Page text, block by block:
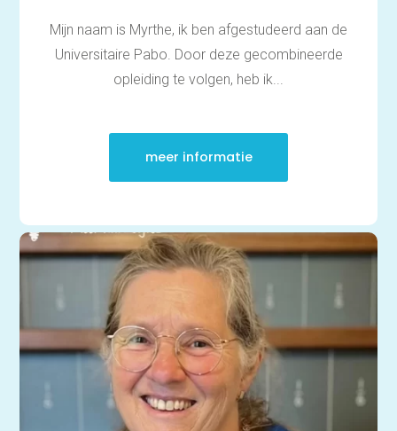
Mijn naam is Myrthe, ik ben afgestudeerd aan de
Universitaire Pabo. Door deze gecombineerde
opleiding te volgen, heb ik...
meer informatie